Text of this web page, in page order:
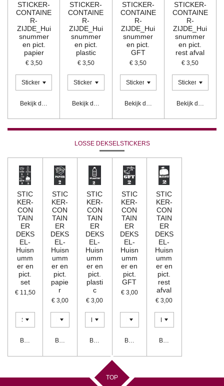
STICKER-
CONTAINE
R-
ZIJDE_Hui
snummer
en pict.
papier
€ 3,50
Bekijk details
STICKER-
CONTAINE
R-
ZIJDE_Hui
snummer
en pict.
plastic
€ 3,50
Bekijk details
STICKER-
CONTAINE
R-
ZIJDE_Hui
snummer
en pict.
GFT
€ 3,50
Bekijk details
STICKER-
CONTAINE
R-
ZIJDE_Hui
snummer
en pict.
rest afval
€ 3,50
Bekijk details
LOSSE DEKSELSTICKERS
STIC
KER-
CON
TAIN
ER
DEKS
EL-
Huisn
umm
er en
pict.
set
€ 11,50
Bekijk details
STIC
KER-
CON
TAIN
ER
DEKS
EL-
Huisn
umm
er en
pict.
papie
r
€ 3,00
Bekijk details
STIC
KER-
CON
TAIN
ER
DEKS
EL-
Huisn
umm
er en
pict.
plasti
c
€ 3,00
Bekijk details
STIC
KER-
CON
TAIN
ER
DEKS
EL-
Huisn
umm
er en
pict.
GFT
€ 3,00
Bekijk details
STIC
KER-
CON
TAIN
ER
DEKS
EL-
Huisn
umm
er en
pict.
rest
afval
€ 3,00
Bekijk details
TOP